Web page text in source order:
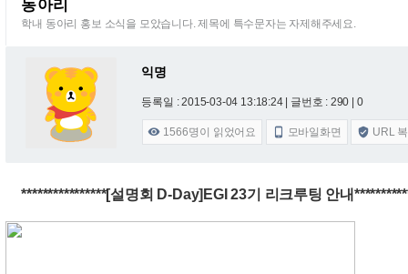
동아리
학내 동아리 홍보 소식을 모았습니다. 제목에 특수문자는 자제해주세요.
익명
등록일 : 2015-03-04 13:18:24 | 글번호 : 290 | 0
 1566명이 읽었어요  모바일화면  URL
****************[설명회 D-Day]EGI 23기 리크루팅 안내